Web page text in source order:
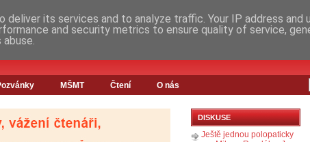
MŠMT Čtení O nás
DISKUSE
Ještě jednou polopaticky
its services and to analyze traffic. Your IP address and
and security metrics to ensure quality of service,